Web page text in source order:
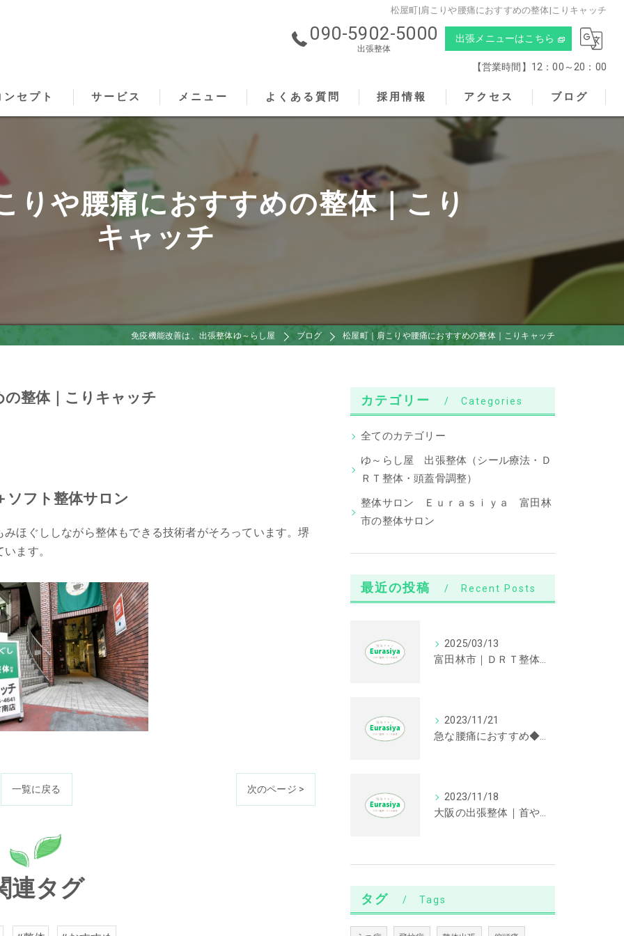
松屋町|肩こりや腰痛におすすめの整体|こりキャッチ
090-5902-5000
出張整体
出張メニューはこちら
【営業時間】12：00～20：00
ンセプト
のもみほぐし･こりキャッチの口コミ情報
のもみほぐし･こりキャッチの評判
のもみほぐし･こりキャッチのお客様の声
サービス メニュー よくある質問 採用情報 アクセス
こりキャッチ
ブログ
りや腰痛におすすめの整体｜こり
キャッチ
免疫機能改善は、出張整体ゆ～らし屋 ブログ 松屋町｜肩こりや腰痛におすすめの整体｜こりキャッチ
整体｜こりキャッチ
ソフト整体サロン
ほぐししながら整体もできる技術者がそろっています。堺
ます。
一覧に戻る 次のページ >
連タグ
カテゴリー Categories
全てのカテゴリー
ゆ～らし屋 出張整体（シール療法・Ｄ
ＲＴ整体・頭蓋骨調整）
整体サロン Ｅｕｒａｓｉｙａ 富田林
市の整体サロン
最近の投稿 Recent Posts
2025/03/13
富田林市｜ＤＲＴ整体｜首や肩の不調に効果が期待できます。
2023/11/21
急な腰痛におすすめ◆大阪の出張整体
2023/11/18
大阪の出張整体｜首や肩が辛い方におすすめの根治療法
タグ Tags